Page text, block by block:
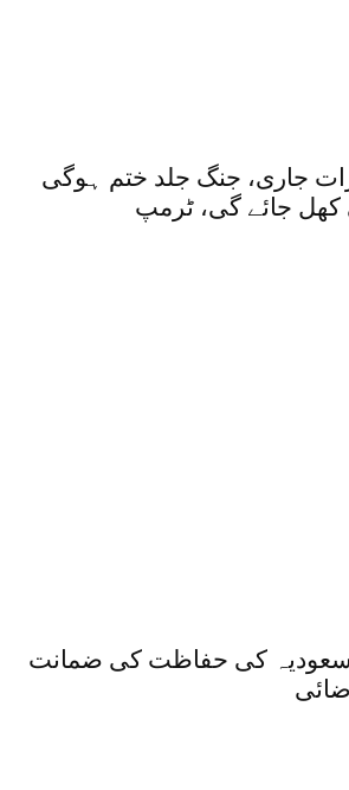
جاری، جنگ جلد ختم ہوگی
کھل جائے گی، ٹرمپ
سعودیہ کی حفاظت کی ضمانت